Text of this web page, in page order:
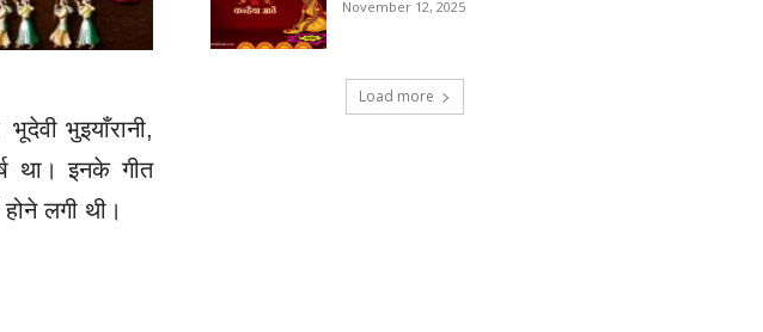
भुइयाँरानी,
था। इनके गीत
लगी थी।
November 12, 2025
Load more